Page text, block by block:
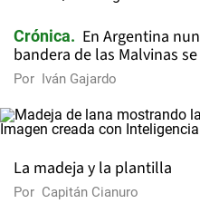
Crónica
En Argentina
bandera de las Malvinas
Por Iván Gajardo
La madeja y la plantilla
Por Capitán Cianuro